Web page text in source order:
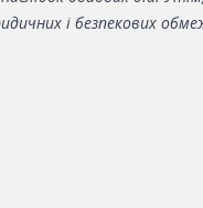
і безпекових